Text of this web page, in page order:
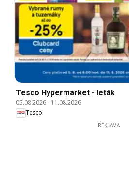
Tesco Hypermarket - leták
05.08.2026- 11.08.2026
Tesco
REKLAMA